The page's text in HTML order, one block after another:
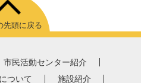
先頭に戻る
市民活動センター紹介
ついて
施設紹介